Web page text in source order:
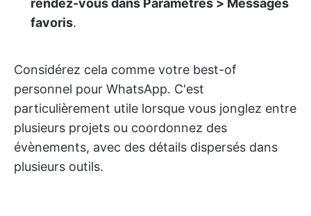
rendez-vous dans Paramètres > Messages
favoris.
Considérez cela comme votre best-of
personnel pour WhatsApp. C'est
particulièrement utile lorsque vous jonglez entre
plusieurs projets ou coordonnez des
évènements, avec des détails dispersés dans
plusieurs outils.